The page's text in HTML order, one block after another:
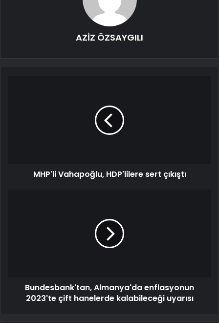
AZİZ ÖZSAYGILI
MHP'li Vahapoğlu, HDP'lilere sert çıkıştı
Bundesbank'tan, Almanya'da enflasyonun
2023'te çift hanelerde kalabileceği uyarısı